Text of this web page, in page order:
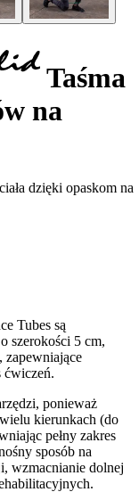
Taśma
na
dzięki opaskom na
Tubes są
szerokości 5 cm,
zapewniające
ćwiczeń.
ponieważ
kierunkach (do
pełny zakres
sposób na
wzmacnianie dolnej